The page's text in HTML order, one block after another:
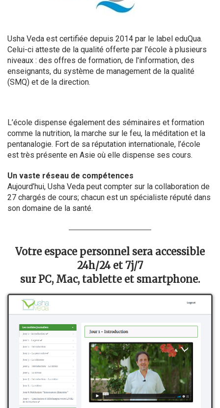
Usha Veda est certifiée depuis 2014 par le label eduQua.
Celui-ci atteste de la qualité offerte par l'école à plusieurs
niveaux : des offres de formation, de l'information, des
enseignants, du système de management de la qualité
(SMQ) et de la direction.
L’école dispense également des séminaires et formation
comme la nutrition, la marche sur le feu, la méditation et la
pentanalogie. Fort de sa réputation internationale, l’école
est très présente en Asie où elle dispense ses cours.
Un vaste réseau de compétences
Aujourd’hui, Usha Veda peut compter sur la collaboration de
27 chargés de cours; chacun est un spécialiste réputé dans
son domaine de la santé.
Votre espace personnel sera accessible
24h/24 et 7j/7
sur PC, Mac, tablette et smartphone.